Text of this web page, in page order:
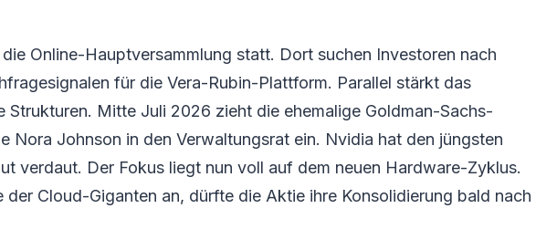
Online-Hauptversammlung statt. Dort suchen Investoren nach
für die Vera-Rubin-Plattform. Parallel stärkt das
Strukturen. Mitte Juli 2026 zieht die ehemalige Goldman-Sachs-
Nora Johnson in den Verwaltungsrat ein. Nvidia hat den jüngsten
verdaut. Der Fokus liegt nun voll auf dem neuen Hardware-Zyklus.
der Cloud-Giganten an, dürfte die Aktie ihre Konsolidierung bald nach